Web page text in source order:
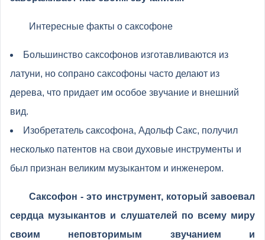
Интересные факты о саксофоне
Большинство саксофонов изготавливаются из
латуни, но сопрано саксофоны часто делают из
дерева, что придает им особое звучание и внешний
вид.
Изобретатель саксофона, Адольф Сакс, получил
несколько патентов на свои духовые инструменты и
был признан великим музыкантом и инженером.
Саксофон - это инструмент, который завоевал
сердца музыкантов и слушателей по всему миру
своим неповторимым звучанием и